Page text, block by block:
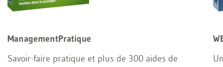
ManagementPratique
Savoir-faire pratique et plus de 300 aides de